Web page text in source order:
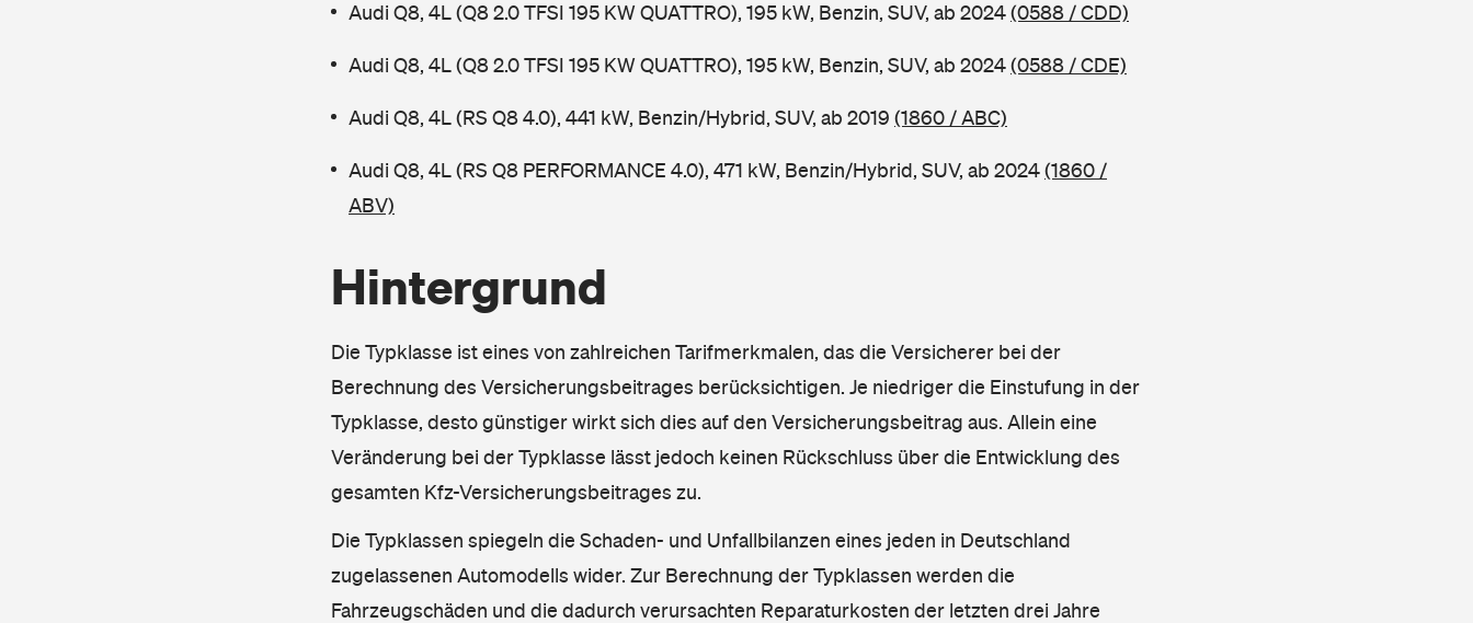
Audi Q8, 4L (Q8 2.0 TFSI 195 KW QUATTRO), 195 kW, Benzin, SUV, ab 2024(0588 / CDD)
Audi Q8, 4L (Q8 2.0 TFSI 195 KW QUATTRO), 195 kW, Benzin, SUV, ab 2024(0588 / CDE)
Audi Q8, 4L (RS Q8 4.0), 441 kW, Benzin/Hybrid, SUV, ab 2019 (1860 / ABC)
Audi Q8, 4L (RS Q8 PERFORMANCE 4.0), 471 kW, Benzin/Hybrid, SUV, ab 2024(1860 /
ABV)
Hintergrund
Die Typklasse ist eines von zahlreichen Tarifmerkmalen, das die Versicherer bei der
Berechnung des Versicherungsbeitrages berücksichtigen. Je niedriger die Einstufung in der
Typklasse, desto günstiger wirkt sich dies auf den Versicherungsbeitrag aus. Allein eine
Veränderung bei der Typklasse lässt jedoch keinen Rückschluss über die Entwicklung des
gesamten Kfz-Versicherungsbeitrages zu.
Die Typklassen spiegeln die Schaden- und Unfallbilanzen eines jeden in Deutschland
zugelassenen Automodells wider. Zur Berechnung der Typklassen werden die
Fahrzeugschäden und die dadurch verursachten Reparaturkosten der letzten drei Jahre